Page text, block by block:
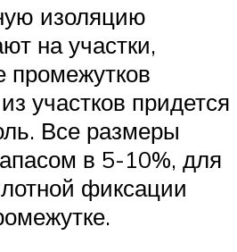
изоляцию
на участки,
промежутков
участков придется
Все размеры
в 5-10%, для
фиксации